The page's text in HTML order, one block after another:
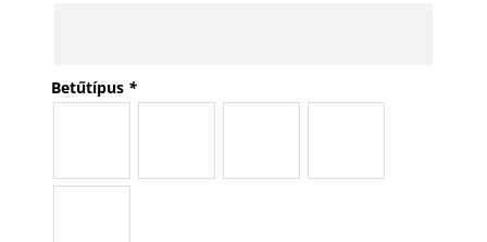
Betűtípus *